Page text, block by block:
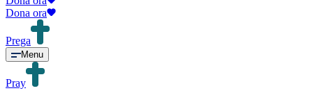
Dona ora
Prega
Menu
Pray